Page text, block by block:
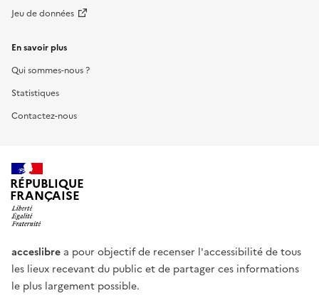
Jeu de données
En savoir plus
Qui sommes-nous ?
Statistiques
Contactez-nous
RÉPUBLIQUE
FRANÇAISE
acceslibre a pour objectif de recenser l'accessibilité de tous
les lieux recevant du public et de partager ces informations
le plus largement possible.